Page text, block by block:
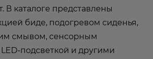
В каталоге представлены
биде, подогревом сиденья,
смывом, сенсорным
подсветкой и другими